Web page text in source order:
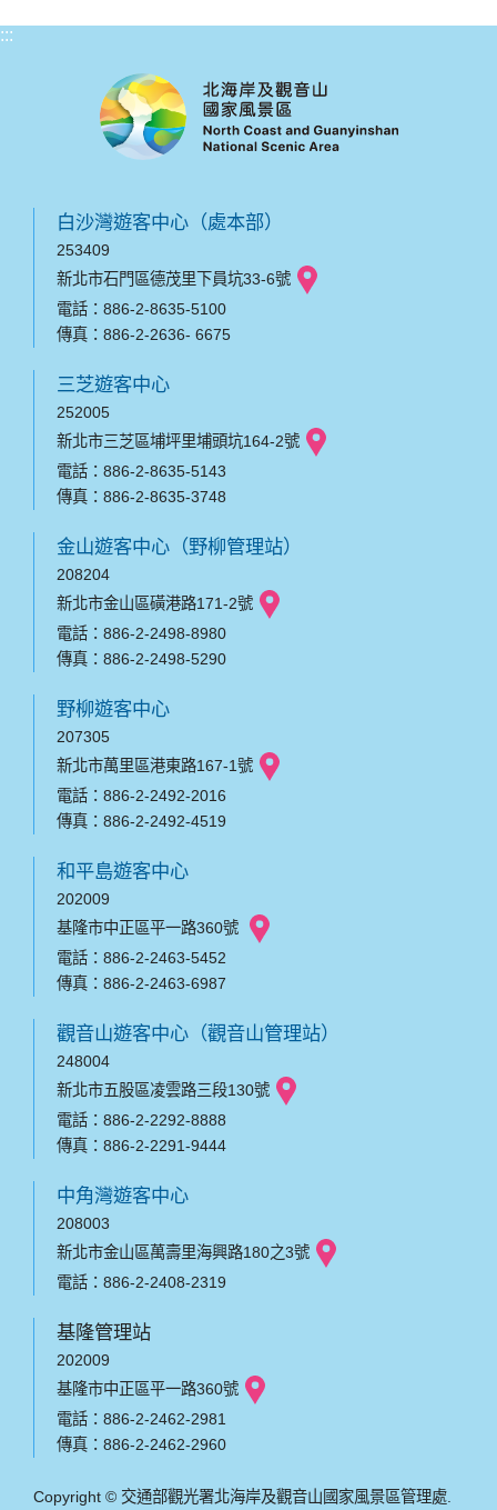
:::
白沙灣遊客中心（處本部）
253409
新北市石門區德茂里下員坑33-6號
電話：886-2-8635-5100
傳真：886-2-2636- 6675
三芝遊客中心
252005
新北市三芝區埔坪里埔頭坑164-2號
電話：886-2-8635-5143
傳真：886-2-8635-3748
金山遊客中心（野柳管理站）
208204
新北市金山區磺港路171-2號
電話：886-2-2498-8980
傳真：886-2-2498-5290
野柳遊客中心
207305
新北市萬里區港東路167-1號
電話：886-2-2492-2016
傳真：886-2-2492-4519
和平島遊客中心
202009
基隆市中正區平一路360號
電話：886-2-2463-5452
傳真：886-2-2463-6987
觀音山遊客中心（觀音山管理站）
248004
新北市五股區凌雲路三段130號
電話：886-2-2292-8888
傳真：886-2-2291-9444
中角灣遊客中心
208003
新北市金山區萬壽里海興路180之3號
電話：886-2-2408-2319
基隆管理站
202009
基隆市中正區平一路360號
電話：886-2-2462-2981
傳真：886-2-2462-2960
Copyright © 交通部觀光署北海岸及觀音山國家風景區管理處.